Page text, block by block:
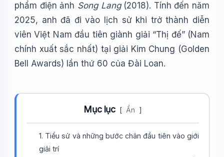
phẩm điện ảnh Song Lang(2018). Tính đến năm
2025, anh đã đi vào lịch sử khi trở thành diễn
viên Việt Nam đầu tiên giành giải “Thị đế” (Nam
chính xuất sắc nhất) tại giải Kim Chung (Golden
Bell Awards) lần thứ 60 của Đài Loan.
Mục lục [ Ẩn ]
1. Tiểu sử và những bước chân đầu tiên vào giới
giải trí